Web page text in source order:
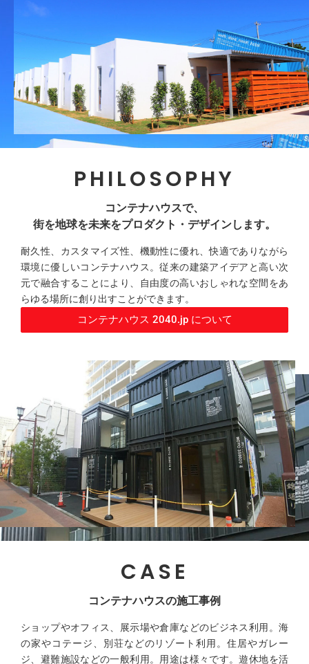
PHILOSOPHY
コンテナハウスで、
街を地球を未来をプロダクト・デザインします。
耐久性、カスタマイズ性、機動性に優れ、快適でありながら
環境に優しいコンテナハウス。従来の建築アイデアと高い次
元で融合することにより、自由度の高いおしゃれな空間をあ
らゆる場所に創り出すことができます。
コンテナハウス 2040.jp について
CASE
コンテナハウスの施工事例
ショップやオフィス、展示場や倉庫などのビジネス利用。海
の家やコテージ、別荘などのリゾート利用。住居やガレー
ジ、避難施設などの一般利用。用途は様々です。遊休地を活